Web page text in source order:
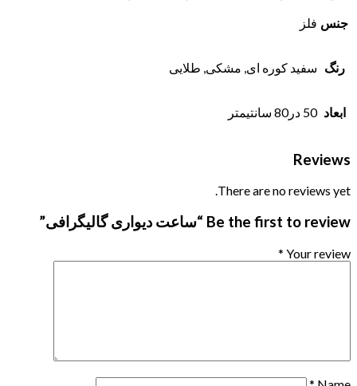
جنس فلز
رنگ سفید کوره ای, مشکی, طلایی
ابعاد 50 در80 سانتیمتر
Reviews
There are no reviews yet.
Be the first to review “ساعت دیواری گالیگرافی”
Your review
*